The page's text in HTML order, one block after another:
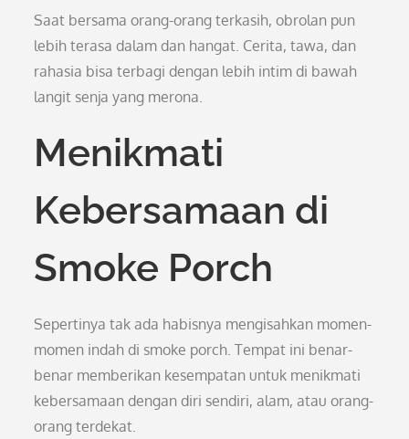
Saat bersama orang-orang terkasih, obrolan pun
lebih terasa dalam dan hangat. Cerita, tawa, dan
rahasia bisa terbagi dengan lebih intim di bawah
langit senja yang merona.
Menikmati
Kebersamaan di
Smoke Porch
Sepertinya tak ada habisnya mengisahkan momen-
momen indah di smoke porch. Tempat ini benar-
benar memberikan kesempatan untuk menikmati
kebersamaan dengan diri sendiri, alam, atau orang-
orang terdekat.